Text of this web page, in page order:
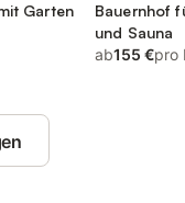
Garten
Bauernhof
und Sauna
ab155 €pro